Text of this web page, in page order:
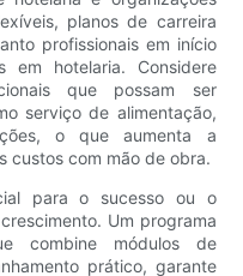
planos de carreira
profissionais em início
em hotelaria. Considere
que possam ser
serviço de alimentação,
o que aumenta a
custos com mão de obra.
para o sucesso ou o
Um programa
combine módulos de
prático, garante